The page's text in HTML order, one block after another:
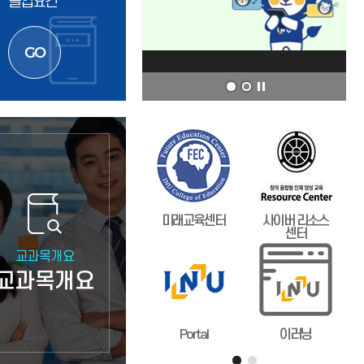
교과목개요
과목개요
U 미래교육센터
사이버 리소스
센터
Portal 이러닝